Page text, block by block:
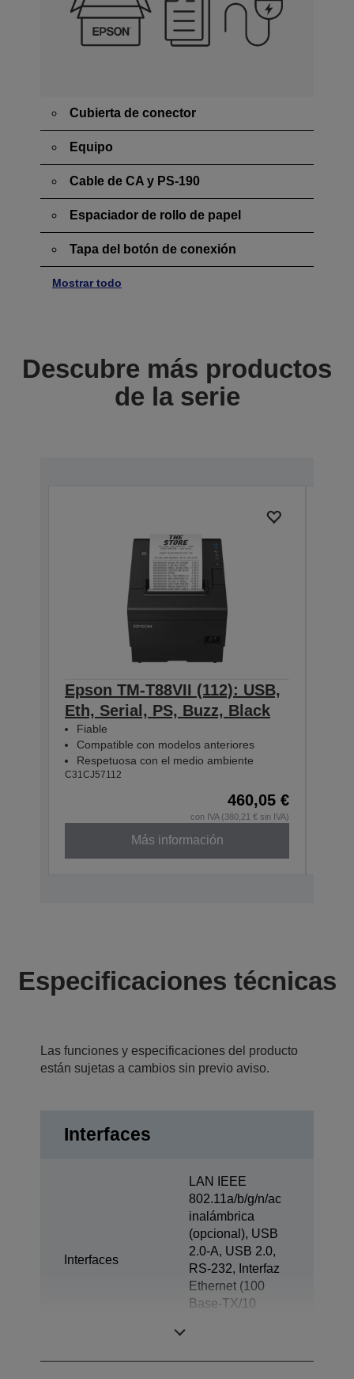
Cubierta de conector
Equipo
Cable de CA y PS-190
Espaciador de rollo de papel
Tapa del botón de conexión
Mostrar todo
Descubre más productos
de la serie
Epson TM-T88VII (112): USB,
Eth, Serial, PS, Buzz, Black
Fiable
Compatible con modelos anteriores
Respetuosa con el medio ambiente
C31CJ57112
460,05 €
con IVA (380,21 € sin IVA)
Más información
Especificaciones técnicas
Las funciones y especificaciones del producto
están sujetas a cambios sin previo aviso.
Interfaces
Interfaces
LAN IEEE
802.11a/b/g/n/ac
inalámbrica
(opcional), USB
2.0-A, USB 2.0,
RS-232, Interfaz
Ethernet (100
Base-TX/10